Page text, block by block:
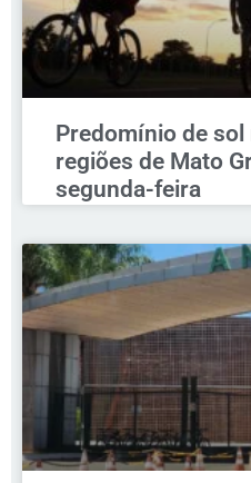
Predomínio de sol
regiões de Mato
segunda-feira